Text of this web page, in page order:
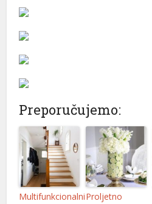
Preporučujemo:
MultifunkcionalniProljetno